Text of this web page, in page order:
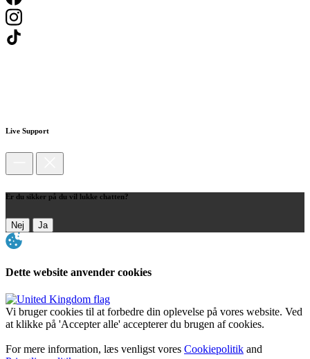
Live Support
Er du sikker på du vil lukke chatten?
Nej Ja
Dette website anvender cookies
Vi bruger cookies til at forbedre din oplevelse på vores website. Ved
at klikke på 'Accepter alle' accepterer du brugen af cookies.
For mere information, læs venligst vores Cookiepolitik and